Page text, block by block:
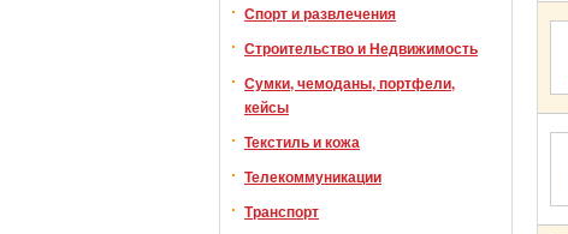
Спорт и развлечения
Строительство и Недвижимость
Сумки, чемоданы, портфели,
кейсы
Текстиль и кожа
Телекоммуникации
Транспорт